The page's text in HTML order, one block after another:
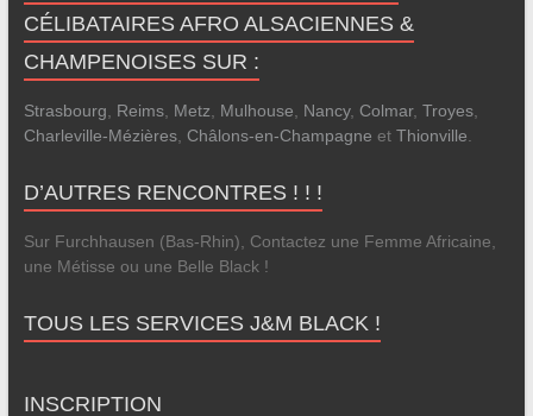
CÉLIBATAIRES AFRO ALSACIENNES &
CHAMPENOISES SUR :
Strasbourg Reims, Metz Mulhouse Nancy, Colmar, Troyes,
Charleville-Mézières, Châlons-en-Champagne et Thionville
D’AUTRES RENCONTRES ! ! !
Sur Furchhausen (Bas-Rhin), Contactez une Femme Africaine,
une Métisse ou une Belle Black !
TOUS LES SERVICES J&M BLACK !
INSCRIPTION